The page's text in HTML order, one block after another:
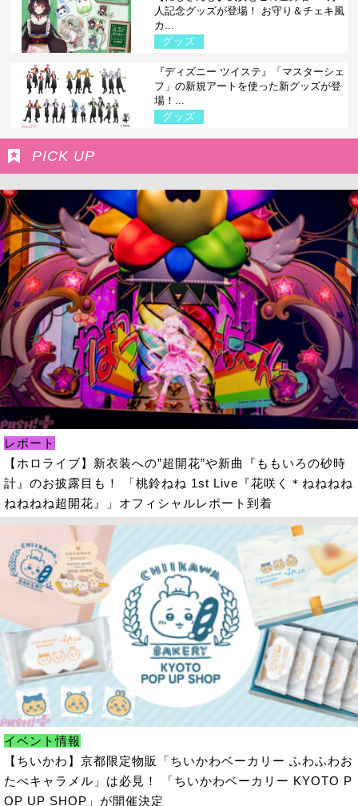
人記念グッズが登場！ お守り＆チェキ風
カ...
グッズ
『ディズニー ツイステ』「マスターシェ
フ」の新規アートを使った新グッズが登
場！...
グッズ
PICK UP
レポート
【ホロライブ】新衣装への”超開花”や新曲『ももいろの砂時
計』のお披露目も！ 「桃鈴ねね 1st Live『花咲く＊ねねねね
ねねねね超開花』」オフィシャルレポート到着
イベント情報
【ちいかわ】京都限定物販「ちいかわベーカリー ふわふわお
たべキャラメル」は必見！ 「ちいかわベーカリー KYOTO P
OP UP SHOP」が開催決定